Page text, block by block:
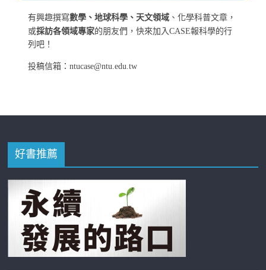
有興趣撰寫數學、地球科學、天文領域 、化學科普文章，
或採訪各領域專家的朋友們，快來加入CASE報科學的行
列吧！
投稿信箱：ntucase@ntu.edu.tw
好書推薦